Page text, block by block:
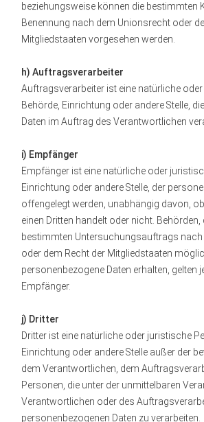
beziehungsweise können die bestimmten
Benennung nach dem Unionsrecht oder
Mitgliedstaaten vorgesehen werden.
h) Auftragsverarbeiter
Auftragsverarbeiter ist eine natürliche
Behörde, Einrichtung oder andere Stelle,
Daten im Auftrag des Verantwortlichen
i) Empfänger
Empfänger ist eine natürliche oder
Einrichtung oder andere Stelle, der
offengelegt werden, unabhängig davon,
einen Dritten handelt oder nicht. Behörden,
bestimmten Untersuchungsauftrags
oder dem Recht der Mitgliedstaaten
personenbezogene Daten erhalten, gelten
Empfänger.
j) Dritter
Dritter ist eine natürliche oder juristische
Einrichtung oder andere Stelle außer der
dem Verantwortlichen, dem
Personen, die unter der unmittelbaren
Verantwortlichen oder des
personenbezogenen Daten zu verarbeiten.